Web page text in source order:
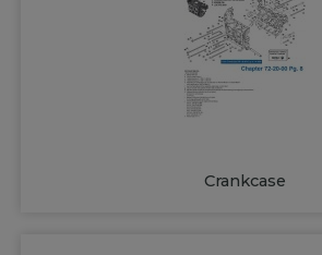
Crankcase